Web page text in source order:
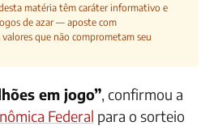
matéria têm caráter informativo e
de azar — aposte com
que não comprometam seu
em jogo”, confirmou a
Federal para o sorteio